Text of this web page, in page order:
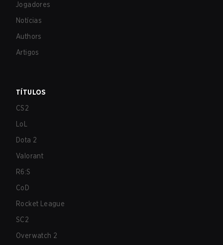
Jogadores
Notícias
Authors
Artigos
TÍTULOS
CS2
LoL
Dota 2
Valorant
R6:S
CoD
Rocket League
SC2
Overwatch 2